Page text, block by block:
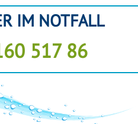
IM NOTFALL
517 86